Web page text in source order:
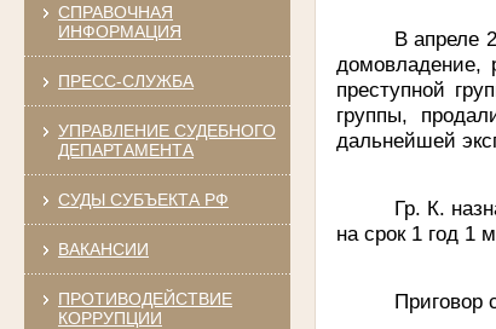
СПРАВОЧНАЯ
ИНФОРМАЦИЯ
ПРЕСС-СЛУЖБА
УПРАВЛЕНИЕ СУДЕБНОГО
ДЕПАРТАМЕНТА
СУДЫ СУБЪЕКТА РФ
ВАКАНСИИ
ПРОТИВОДЕЙСТВИЕ
КОРРУПЦИИ
В апреле
домовладение,
преступной
группы,
дальнейшей
Гр. К.
на срок 1 год 1
Приговор